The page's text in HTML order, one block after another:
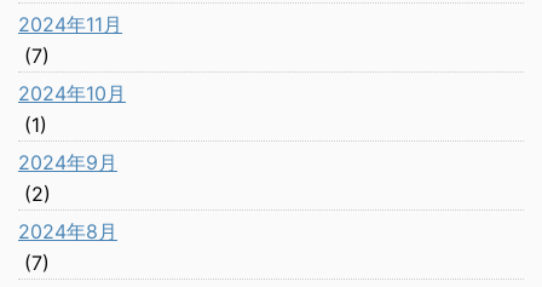
2024年11月
(7)
2024年10月
(1)
2024年9月
(2)
2024年8月
(7)